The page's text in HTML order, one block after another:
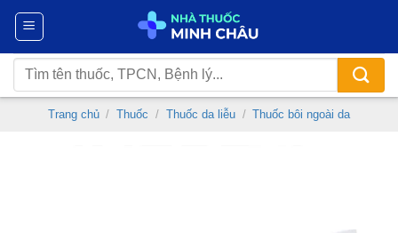
Chuyển
nội
dung
Tìm
kiếm:
Trang chủ / Thuốc / Thuốc da liễu / Thuốc bôi ngoài da